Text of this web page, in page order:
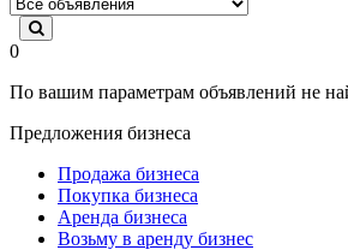
0
По вашим параметрам объявлений не
Предложения бизнеса
Продажа бизнеса
Покупка бизнеса
Аренда бизнеса
Возьму в аренду бизнес